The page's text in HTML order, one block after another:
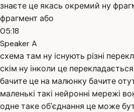
знаєте це якась окремий ну
фрагмент або
05:18
Speaker A
схема там ну існують різні
скім ну інколи це
бачите це на малюнку бачите
маленькі такі нейронні мережі
одне таке об'єднання це може